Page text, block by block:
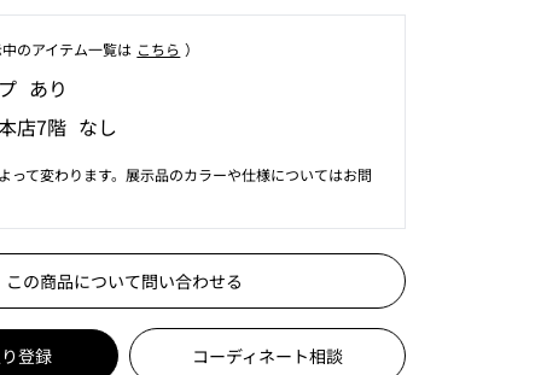
のアイテム⼀覧は こちら ）
あり
店7階 なし
って変わります。展示品のカラーや仕様についてはお問
この商品について問い合わせる
登録 コーディネート相談